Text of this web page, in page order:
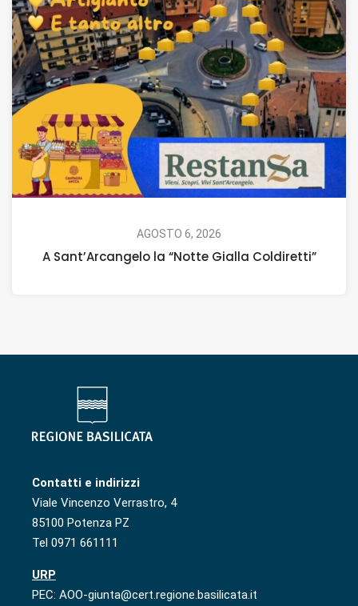
AGOSTO 6, 2026
A Sant’Arcangelo la “Notte Gialla Coldiretti”
Contatti e indirizzi
Viale Vincenzo Verrastro, 4
85100 Potenza PZ
Tel 0971 661111
URP
PEC: AOO-giunta@cert.regione.basilicata.it